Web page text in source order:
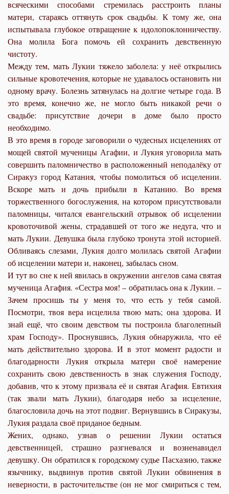
всяческими способами стремилась расстроить планы
матери, стараясь оттянуть срок свадьбы. К тому же, она
испытывала глубокое отвращение к идолопоклонничеству.
Она молила Бога помочь ей сохранить девственную
чистоту.
Между тем, мать Лукии тяжело заболела: у неё открылись
сильные кровотечения, которые не удавалось остановить ни
одному врачу. Болезнь затянулась на долгие четыре года. В
это время, конечно же, не могло быть никакой речи о
свадьбе: присутствие дочери в доме было просто
необходимо.
В это время в городе заговорили о чудесных исцелениях от
мощей святой мученицы Агафии, и Лукия уговорила мать
совершить паломничество в расположенный неподалёку от
Сиракуз город Катания, чтобы помолиться об исцелении.
Вскоре мать и дочь прибыли в Катанию. Во время
торжественного богослужения, на котором присутствовали
паломницы, читался евангельский отрывок об исцелении
кровоточивой жены, страдавшей от того же недуга, что и
мать Лукии. Девушка была глубоко тронута этой историей.
Обливаясь слезами, Лукия долго молилась святой Агафии
об исцелении матери и, наконец, забылась сном.
И тут во сне к ней явилась в окружении ангелов сама святая
мученица Агафия. «Сестра моя! – обратилась она к Лукии. –
Зачем просишь ты у меня то, что есть у тебя самой.
Посмотри, твоя вера исцелила твою мать; она здорова. И
знай ещё, что своим девством ты построила благолепный
храм Господу». Проснувшись, Лукия обнаружила, что её
мать действительно здорова. И в этот момент радости и
благодарности Лукия открыла матери своё намерение
сохранить свою девственность в знак служения Господу,
добавив, что к этому призвала её и святая Агафия. Евтихия
(так звали мать Лукии), благодаря небо за исцеление,
благословила дочь на этот подвиг. Вернувшись в Сиракузы,
Лукия раздала своё приданое бедным.
Жених, однако, узнав о решении Лукии остаться
девственницей, страшно разгневался и возненавидел
девушку. Он обратился к городскому судье Пасхазию, также
язычнику, выдвинув против святой Лукии обвинения в
неверности, в расточительстве (он не мог смириться с тем,